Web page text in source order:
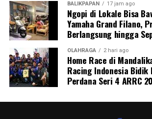
BALIKPAPAN 17 jam ago
Ngopi di Lokale Bisa
Yamaha Grand Filano,
Berlangsung hingga
OLAHRAGA 2 hari ago
Home Race di
Racing Indonesia Bidik
Perdana Seri 4 ARRC